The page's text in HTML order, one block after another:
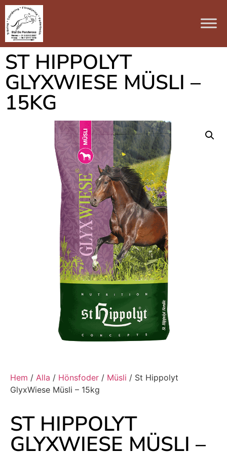
ST HIPPOLYT
GLYXWIESE MÜSLI –
15KG
Hem / Alla / Hönsfoder / Müsli / St Hippolyt
GlyxWiese Müsli – 15kg
ST HIPPOLYT
GLYXWIESE MÜSLI –